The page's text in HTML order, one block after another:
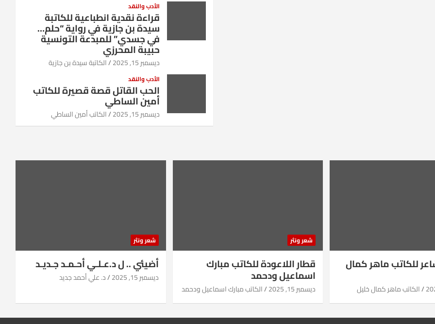
الأدب والنقد
قراءة نقدية انطباعية للكاتبة
سيدة بن جازية في رواية “حلم…
في جسدي” للمبدعة التونسية
حبيبة المحرزي
ديسمبر 15, 2025 الكاتبة سيدة بن جازية
الأدب والنقد
الحب القاتل قصة قصيرة للكاتب
أمين الساطي
ديسمبر 15, 2025 الكاتب أمين الساطي
للكاتب ماهر كمال
الكاتب ماهر كمال خليل
شعر ونثر
قطار اللاعودة للكاتب مبارك
اسماعيل ودحمد
ديسمبر 15, 2025 الكاتب مبارك اسماعيل ودحمد
شعر ونثر
أضيئي .. ل د.عـلـي أحـمـد جـديـد
ديسمبر 15, 2025 د. علي أحمد جديد